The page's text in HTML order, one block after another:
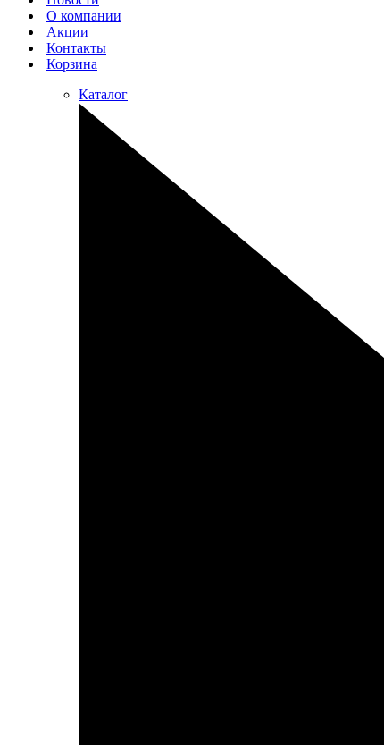
О компании
Акции
Контакты
Корзина
Каталог